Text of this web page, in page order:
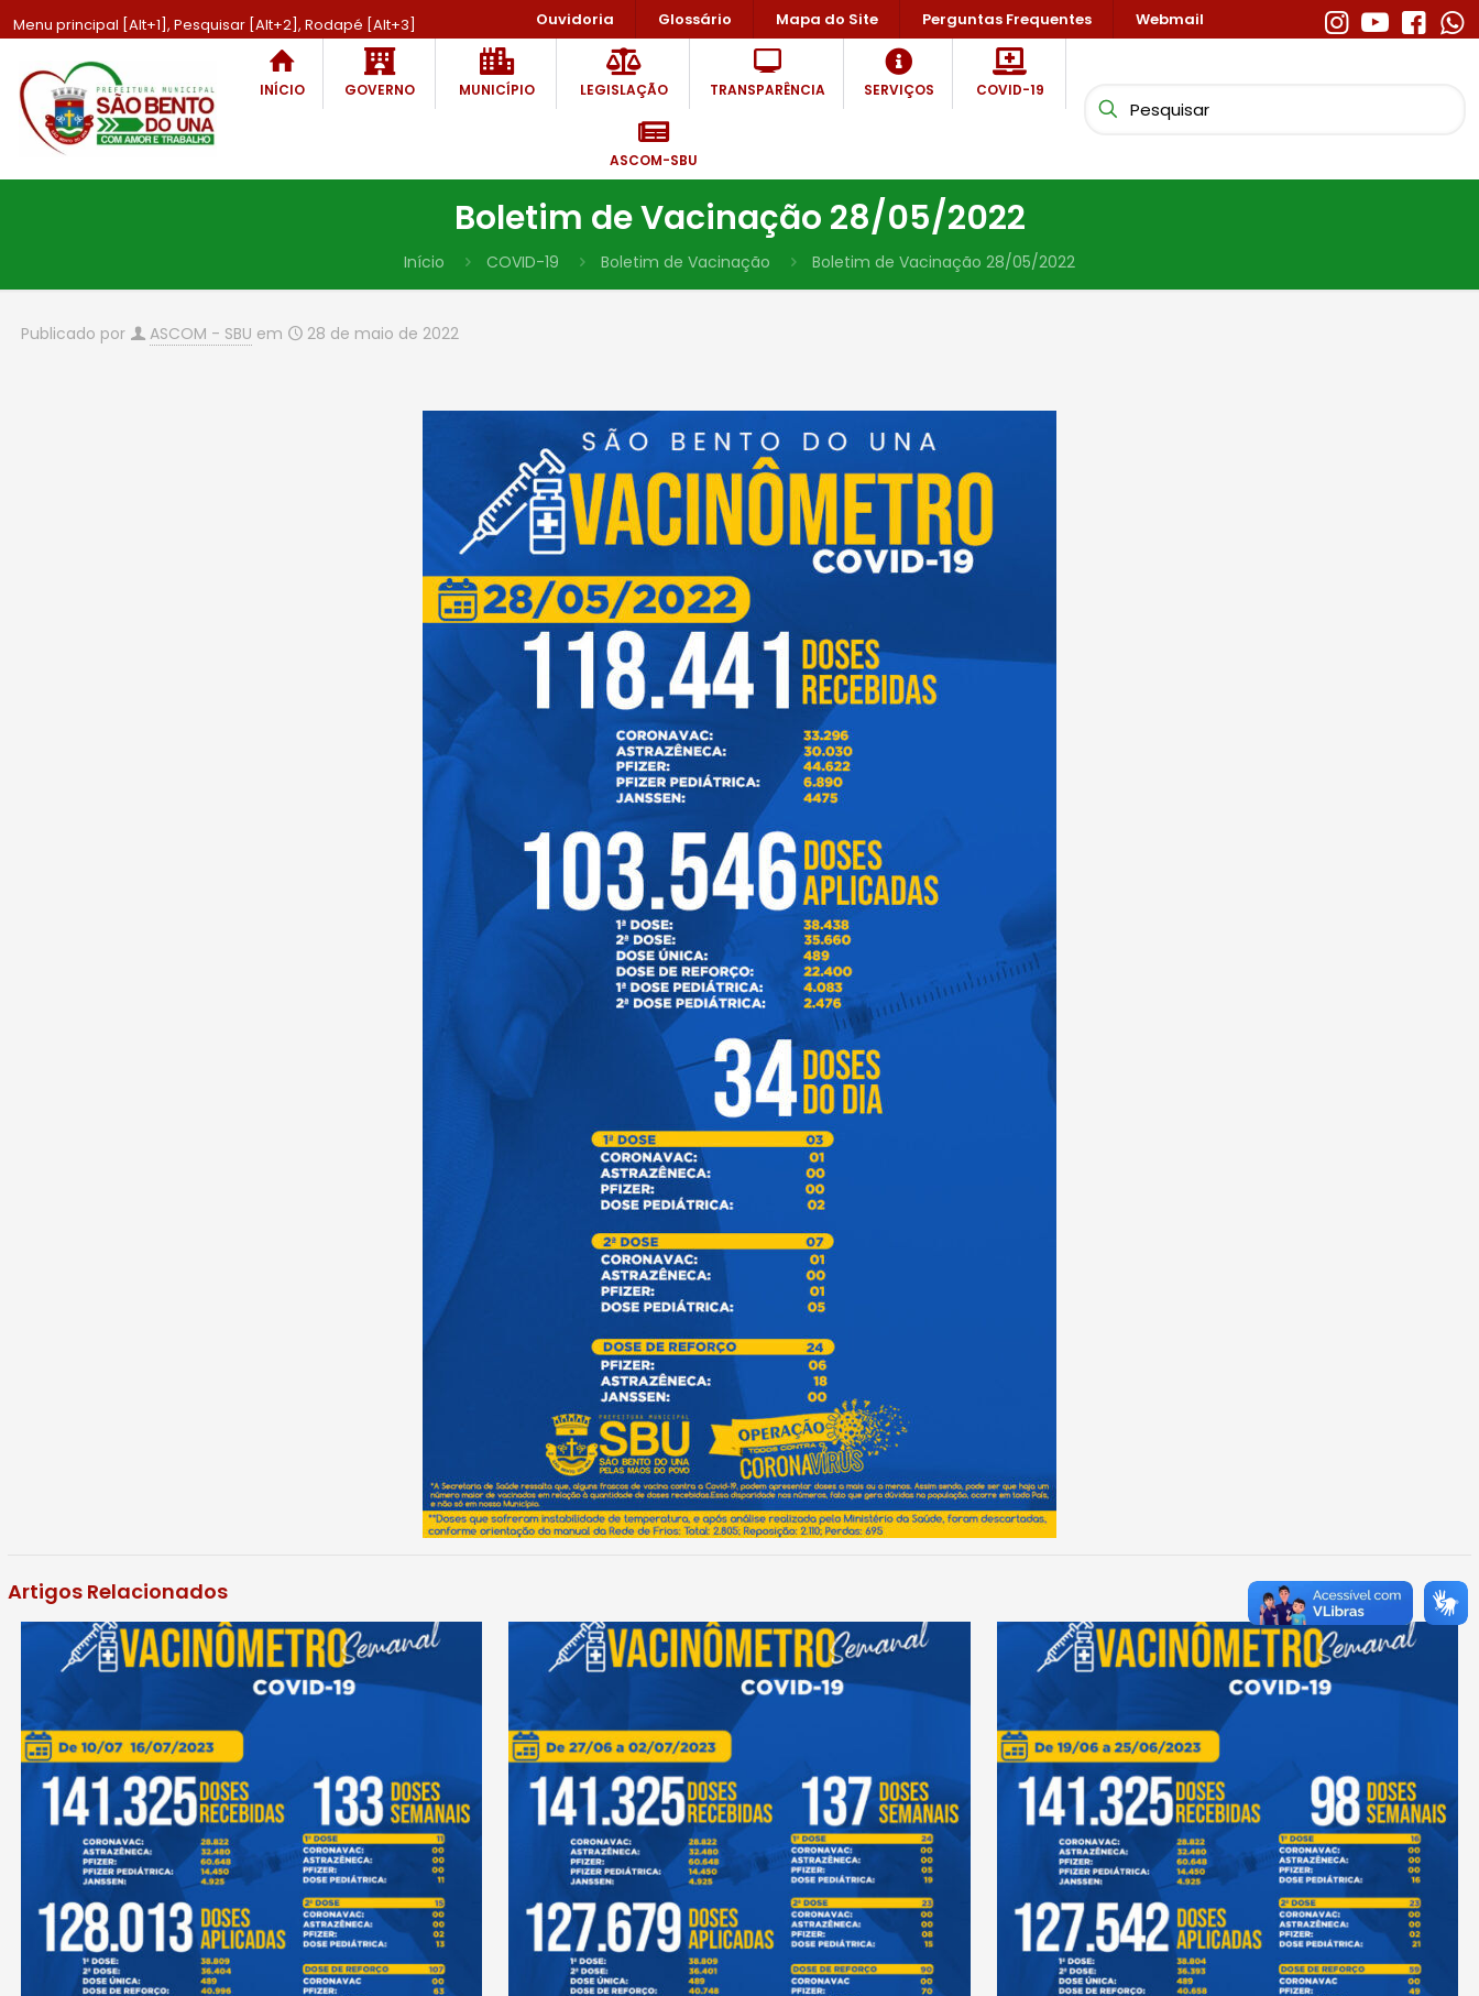
Menu principal [Alt+1], Pesquisar [Alt+2], Rodapé [Alt+3] Ouvidoria Glossário Mapa do Site Perguntas Frequentes Webmail
INÍCIO GOVERNO MUNICÍPIO LEGISLAÇÃO TRANSPARÊNCIA SERVIÇOS COVID-19
ASCOM-SBU
Boletim de Vacinação 28/05/2022
Início COVID-19 Boletim de Vacinação Boletim de Vacinação 28/05/2022
Publicado por ASCOM - SBU em 28 de maio de 2022
Artigos Relacionados